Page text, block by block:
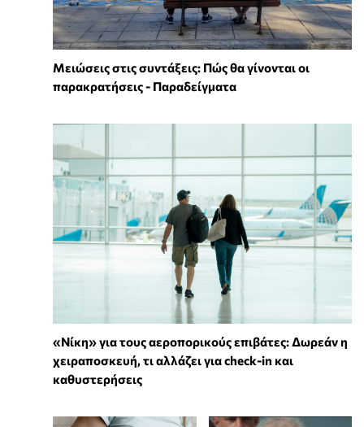
Μειώσεις στις συντάξεις: Πώς θα γίνονται οι
παρακρατήσεις - Παραδείγματα
«Νίκη» για τους αεροπορικούς επιβάτες: Δωρεάν η
χειραποσκευή, τι αλλάζει για check-in και
καθυστερήσεις